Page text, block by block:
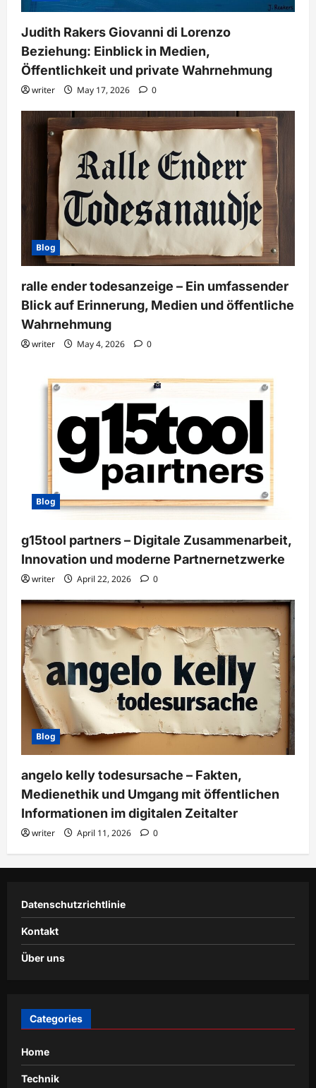
Judith Rakers Giovanni di Lorenzo
Beziehung: Einblick in Medien,
Öffentlichkeit und private Wahrnehmung
writer May 17, 2026 0
Blog
ralle ender todesanzeige – Ein umfassender
Blick auf Erinnerung, Medien und öffentliche
Wahrnehmung
writer May 4, 2026 0
Blog
g15tool partners – Digitale Zusammenarbeit,
Innovation und moderne Partnernetzwerke
writer April 22, 2026 0
Blog
angelo kelly todesursache – Fakten,
Medienethik und Umgang mit öffentlichen
Informationen im digitalen Zeitalter
writer April 11, 2026 0
Datenschutzrichtlinie
Kontakt
Über uns
Categories
Home
Technik